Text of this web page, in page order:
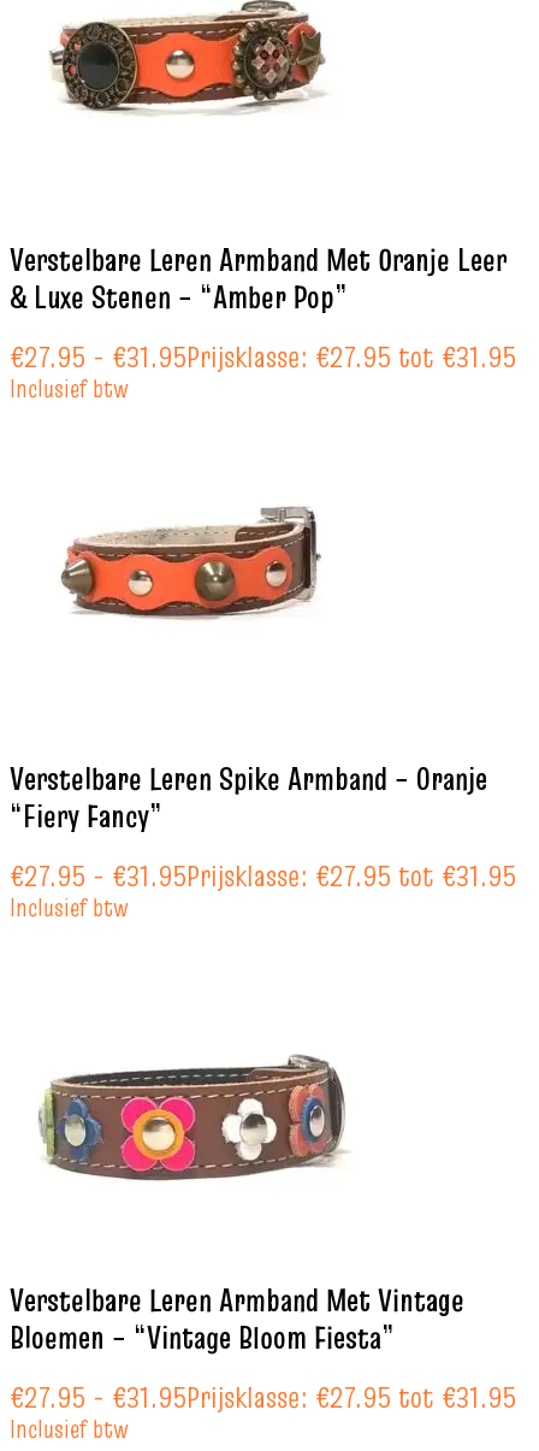
Verstelbare Leren Armband Met Oranje Leer
& Luxe Stenen – “Amber Pop”
€27.95 - €31.95Prijsklasse: €27.95 tot €31.95
Inclusief btw
Verstelbare Leren Spike Armband – Oranje
“Fiery Fancy”
€27.95 - €31.95Prijsklasse: €27.95 tot €31.95
Inclusief btw
Verstelbare Leren Armband Met Vintage
Bloemen – “Vintage Bloom Fiesta”
€27.95 - €31.95Prijsklasse: €27.95 tot €31.95
Inclusief btw